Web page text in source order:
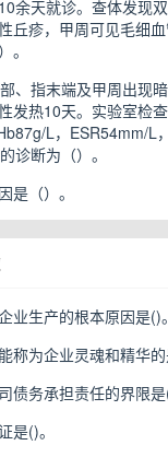
余天就诊。查体发现
丘疹，甲周可见毛细血
。
、指末端及甲周出现暗
发热10天。实验室检查
L，ESR54mm/L
诊断为（）。
是（）。
业生产的根本原因是()。
称为企业灵魂和精华的
债务承担责任的界限是
是()。